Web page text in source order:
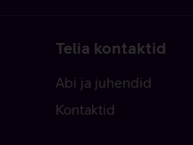
Telia kontaktid
Abi ja juhendid
Kontaktid